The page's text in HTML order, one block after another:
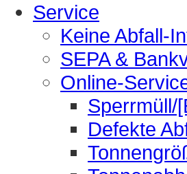
Service
Keine Abfall-
SEPA &
Online-
Sperrmüll/
Defekte